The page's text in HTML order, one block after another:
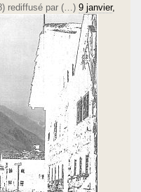
rediffusé par (…) 9 janvier,